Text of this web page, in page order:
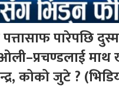
पारेपछि
माथ
कोको जुटे ?